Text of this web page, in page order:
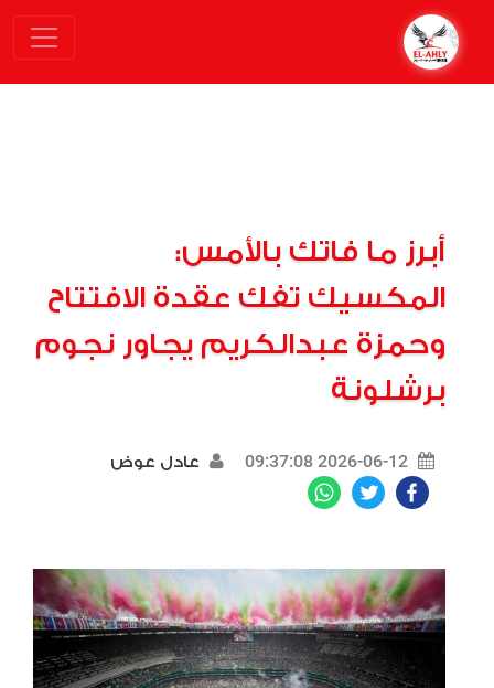
أبرز ما فاتك بالأمس:
المكسيك تفك عقدة الافتتاح
وحمزة عبدالكريم يجاور نجوم
برشلونة
2026-06-12 09:37:08 عادل عوض
Facebook
Twitter